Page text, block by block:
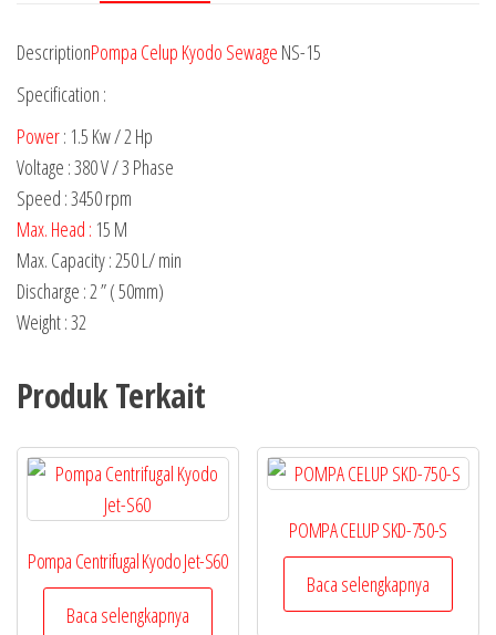
DescriptionPompa Celup Kyodo Sewage NS-15
Specification :
Power: 1.5 Kw / 2 Hp
Voltage : 380 V / 3 Phase
Speed : 3450 rpm
Max. Head : 15 M
Max. Capacity : 250 L/ min
Discharge : 2 ” ( 50mm)
Weight : 32
Produk Terkait
Pompa Centrifugal Kyodo Jet-S60
Baca selengkapnya
POMPA CELUP SKD-750-S
Baca selengkapnya